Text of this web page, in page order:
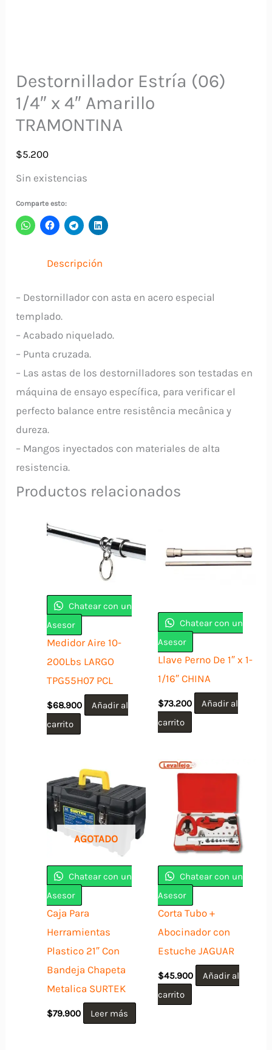
Destornillador Estría (06)
1/4″ x 4″ Amarillo
TRAMONTINA
$5.200
Sin existencias
Comparte esto:
Descripción
– Destornillador con asta en acero especial
templado.
– Acabado niquelado.
– Punta cruzada.
– Las astas de los destornilladores son testadas en
máquina de ensayo específica, para verificar el
perfecto balance entre resistência mecânica y
dureza.
– Mangos inyectados con materiales de alta
resistencia.
Productos relacionados
Chatear con un
Asesor
Medidor Aire 10-
200Lbs LARGO
TPG55H07 PCL
$68.900
Añadir al
carrito
Chatear con un
Asesor
Llave Perno De 1″ x 1-
1/16″ CHINA
$73.200
Añadir al
carrito
AGOTADO
Chatear con un
Asesor
Caja Para
Herramientas
Plastico 21″ Con
Bandeja Chapeta
Metalica SURTEK
$79.900 Leer más
Chatear con un
Asesor
Corta Tubo +
Abocinador con
Estuche JAGUAR
$45.900
Añadir al
carrito